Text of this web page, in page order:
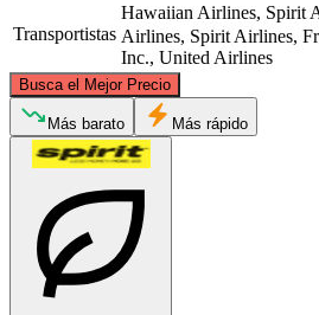
Transportistas
Hawaiian Airlines, Spirit
Airlines, Spirit Airlines,
Inc., United Airlines
Busca el Mejor Precio
Las Vegas, NV
©
Más barato Más rápido